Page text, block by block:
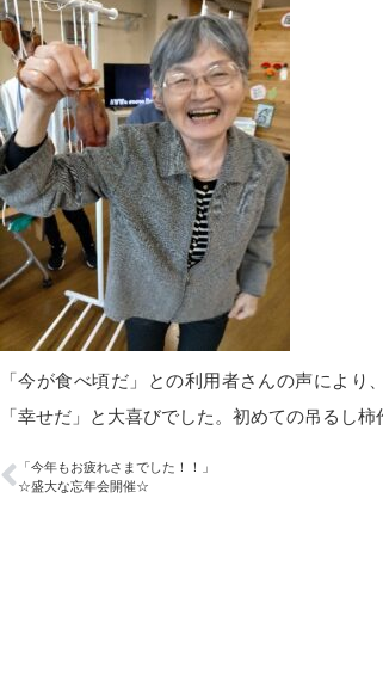
「今が食べ頃だ」との利用者さんの声によ
「幸せだ」と大喜びでした。初めての吊るし
「今年もお疲れさまでした！！」
☆盛大な忘年会開催☆